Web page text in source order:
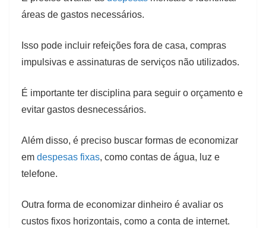
áreas de gastos necessários.
Isso pode incluir refeições fora de casa, compras
impulsivas e assinaturas de serviços não utilizados.
É importante ter disciplina para seguir o orçamento e
evitar gastos desnecessários.
Além disso, é preciso buscar formas de economizar
em despesas fixas, como contas de água, luz e
telefone.
Outra forma de economizar dinheiro é avaliar os
custos fixos horizontais, como a conta de internet.